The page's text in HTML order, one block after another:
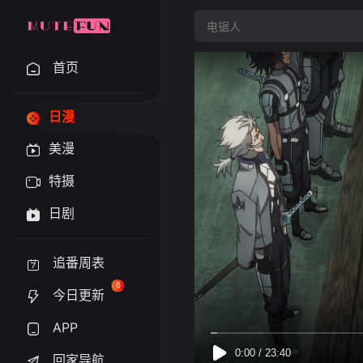
首页
日漫
美漫
特摄
日剧
追番周表
今日更新
6
APP
回家导航